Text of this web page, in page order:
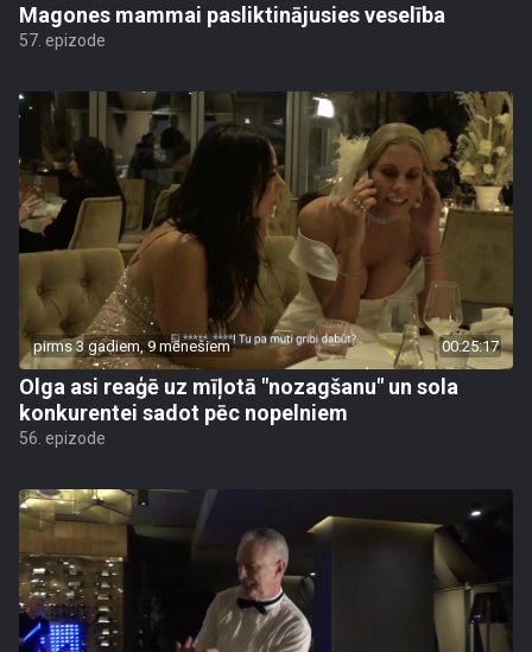
Magones mammai pasliktinājusies veselība
57. epizode
pirms 3 gadiem, 9 mēnešiem 00:25:17
Olga asi reaģē uz mīļotā "nozagšanu" un sola
konkurentei sadot pēc nopelniem
56. epizode